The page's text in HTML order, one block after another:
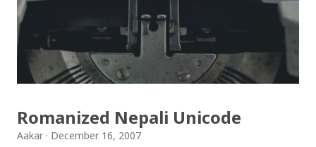
। थिम हाम्रो नेपाली किबोर्डको यस संस्करणमा नयाँ किबोर्ड थिम पनि
थपिएको छ । हाम्रो नेपाली किबोर्डको सेटिङमा गएर आफूलाई मन पर्ने
थिम छान्न सकिन्छ । डार्क तथा लाइट गरेर हाललाई दुई डिजाइनमा
किबोर्ड थिम उपलब्ध छ । चलनचल्तिको “ब...
Romanized Nepali Unicode
Aakar December 16, 2007